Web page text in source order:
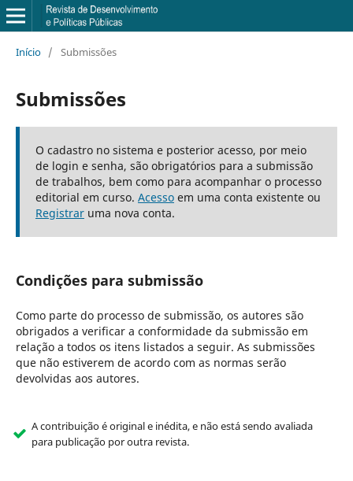
Início / Submissões
Submissões
O cadastro no sistema e posterior acesso, por meio
de login e senha, são obrigatórios para a submissão
de trabalhos, bem como para acompanhar o processo
editorial em curso. Acessoem uma conta existente ou
Registraruma nova conta.
Condições para submissão
Como parte do processo de submissão, os autores são
obrigados a verificar a conformidade da submissão em
relação a todos os itens listados a seguir. As submissões
que não estiverem de acordo com as normas serão
devolvidas aos autores.
A contribuição é original e inédita, e não está sendo avaliada
para publicação por outra revista.